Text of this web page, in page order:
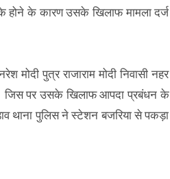
होने के कारण उसके खिलाफ मामला दर्ज
मोदी पुत्र राजाराम मोदी निवासी नहर
जिस पर उसके खिलाफ आपदा प्रबंधन के
थाना पुलिस ने स्टेशन बजरिया से पकड़ा